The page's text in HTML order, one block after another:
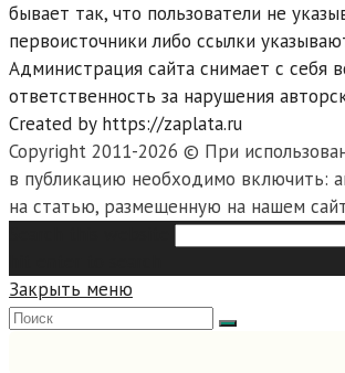
бывает так, что пользователи не
первоисточники либо ссылки
Администрация сайта снимает с себя
ответственность за нарушения
Created by https://zaplata.ru
Copyright 2011-2026 © При
в публикацию необходимо включить:
на статью, размещенную на нашем
Закрыть меню